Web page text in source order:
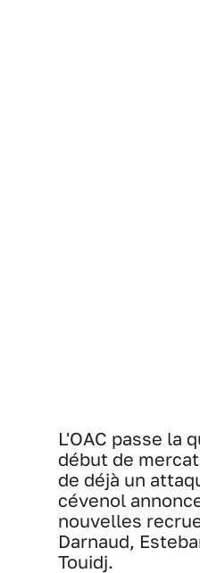
L'OAC passe la
début de
de déjà un
cévenol
nouvelles
Darnaud,
Touidj.